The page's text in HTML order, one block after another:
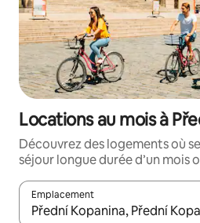
Locations au mois à
Découvrez des logements où
séjour longue durée d’un mois
Emplacement
Quand les résultats sont